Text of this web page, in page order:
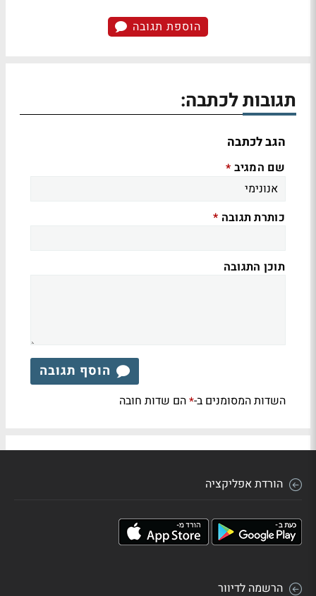
הוספת תגובה
תגובות לכתבה:
הגב לכתבה
שם המגיב *
כותרת תגובה *
תוכן התגובה
הוסף תגובה
השדות המסומנים ב-*הם שדות חובה
הורדת אפליקציה
הרשמה לדיוור